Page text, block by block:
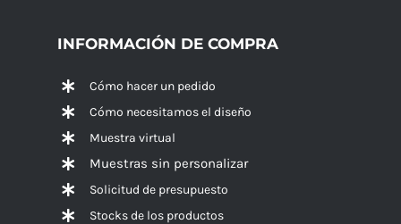
INFORMACIÓN DE COMPRA
Cómo hacer un pedido
Cómo necesitamos el diseño
Muestra virtual
Muestras sin personalizar
Solicitud de presupuesto
Stocks de los productos